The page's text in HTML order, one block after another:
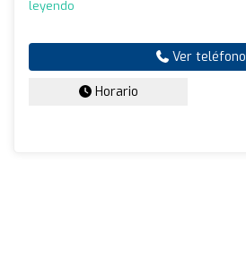
leyendo
Ver teléfono
Horario